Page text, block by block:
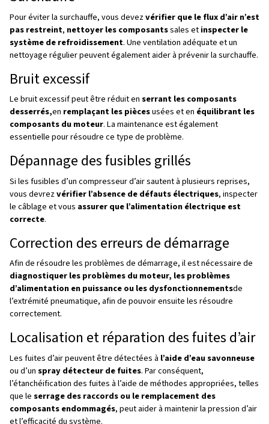
Perte de Pression
Une perte de pression peut être causée par des
compromis tels que la soupape d’admission, la
le joint, le joint de piston ou le clapet antiretour du
donc nécessaire d’identifier et de remplacer ces
rétablir les niveaux de pression.
Surchauffe
Une surchauffe peut résulter d’un débit d’air restreint,
composants sales ou de problèmes avec le système de
refroidissement.